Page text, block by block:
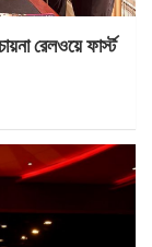
রেলওয়ে ফার্স্ট